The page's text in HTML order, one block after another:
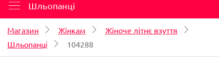
Шльопанці
Магазин Жінкам
Жіноче літнє взуття
Шльопанці
104288